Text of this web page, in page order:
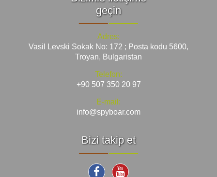
geçin
Adres:
Vasil Levski Sokak No: 172 ; Posta kodu 5600,
Troyan, Bulgaristan
Telefon:
+90 507 350 20 97
E-mail:
info@spyboar.com
Bizi takip et